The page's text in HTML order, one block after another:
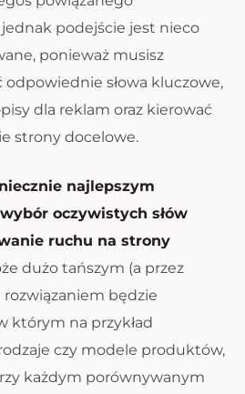
podejście jest nieco
ponieważ musisz
słowa kluczowe,
dla reklam oraz kierować
strony docelowe.
najlepszym
oczywistych słów
ruchu na strony
dużo tańszym (a przez
będzie
którym na przykład
czy modele produktów,
każdym porównywanym